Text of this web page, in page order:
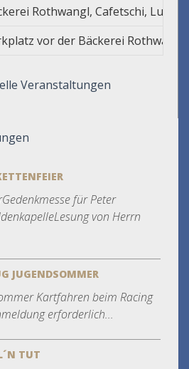
Rothwangl, Cafetschi,
vor der Bäckerei Rothwangl
Veranstaltungen
für Peter
von Herrn
JUGENDSOMMER
Kartfahren beim Racing
erforderlich...
TUT